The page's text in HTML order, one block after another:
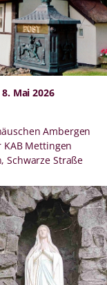
Mai 2026
Ambergen
Mettingen
Schwarze Straße